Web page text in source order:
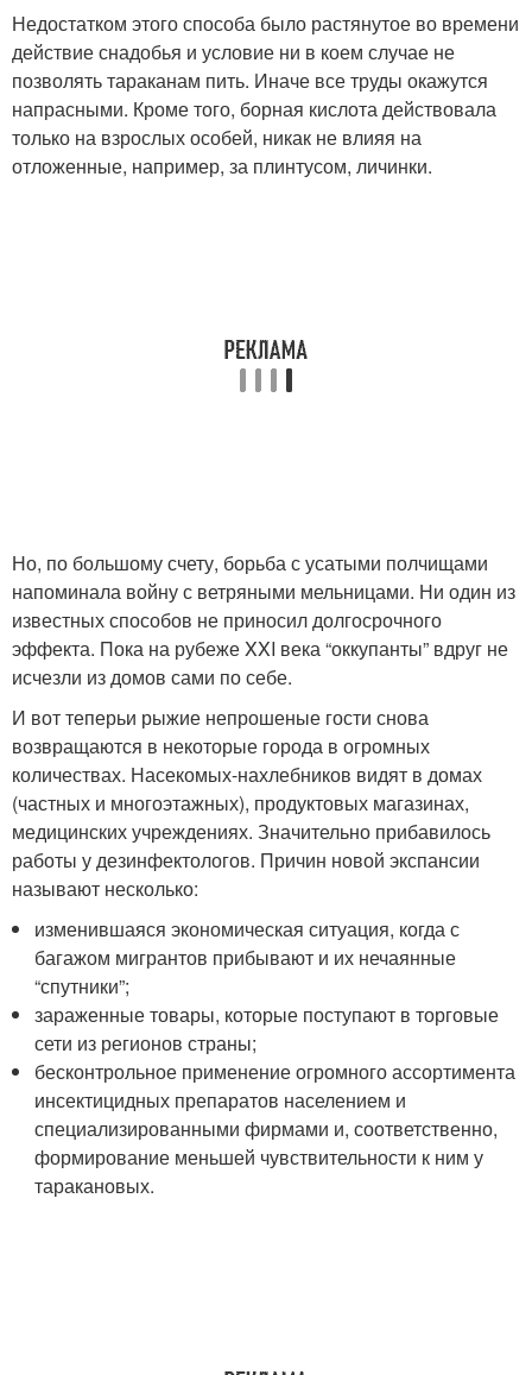
Недостатком этого способа было растянутое во времени
действие снадобья и условие ни в коем случае не
позволять тараканам пить. Иначе все труды окажутся
напрасными. Кроме того, борная кислота действовала
только на взрослых особей, никак не влияя на
отложенные, например, за плинтусом, личинки.
Но, по большому счету, борьба с усатыми полчищами
напоминала войну с ветряными мельницами. Ни один из
известных способов не приносил долгосрочного
эффекта. Пока на рубеже XXI века “оккупанты” вдруг не
исчезли из домов сами по себе.
И вот теперьи рыжие непрошеные гости снова
возвращаются в некоторые города в огромных
количествах. Насекомых-нахлебников видят в домах
(частных и многоэтажных), продуктовых магазинах,
медицинских учреждениях. Значительно прибавилось
работы у дезинфектологов. Причин новой экспансии
называют несколько:
изменившаяся экономическая ситуация, когда с
багажом мигрантов прибывают и их нечаянные
“спутники”;
зараженные товары, которые поступают в торговые
сети из регионов страны;
бесконтрольное применение огромного ассортимента
инсектицидных препаратов населением и
специализированными фирмами и, соответственно,
формирование меньшей чувствительности к ним у
таракановых.